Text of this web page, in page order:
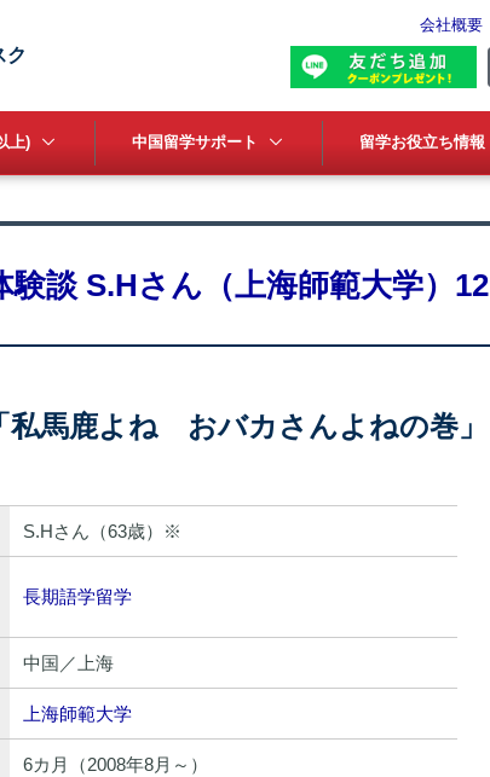
ク
会社概要
上) 中国留学サポート 留学お役立ち情報
験談 S.Hさん（上海師範大学）12
馬鹿よね おバカさんよねの巻」
S.Hさん（63歳）※
長期語学留学
中国／上海
上海師範大学
6カ月（2008年8月～）